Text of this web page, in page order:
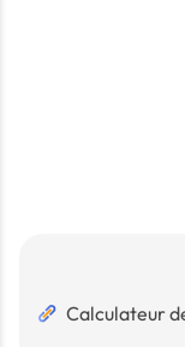
Calculateur